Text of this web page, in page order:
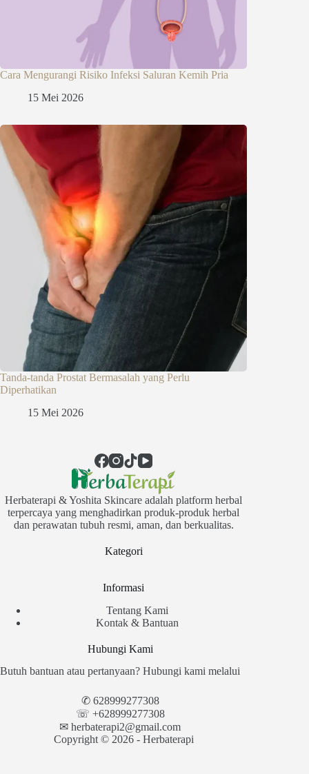
Cara Mengurangi Risiko Infeksi Saluran Kemih Pria
15 Mei 2026
Tanda-tanda Prostat Bermasalah yang Perlu
Diperhatikan
15 Mei 2026
Herbaterapi & Yoshita Skincare adalah platform herbal
terpercaya yang menghadirkan produk-produk herbal
dan perawatan tubuh resmi, aman, dan berkualitas.
Kategori
Informasi
Tentang Kami
Kontak & Bantuan
Hubungi Kami
Butuh bantuan atau pertanyaan? Hubungi kami melalui
✆ 628999277308
☏ +628999277308
✉︎ herbaterapi2@gmail.com
Copyright © 2026 - Herbaterapi